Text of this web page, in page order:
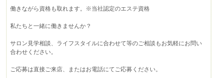
働きながら資格も取れます。※当社認定のエステ資格
私たちと一緒に働きませんか？
サロン見学相談、ライフスタイルに合わせて等のご相談もお気軽にお問い
合わせください。
ご応募は直接ご来店、またはお電話にてご応募ください。